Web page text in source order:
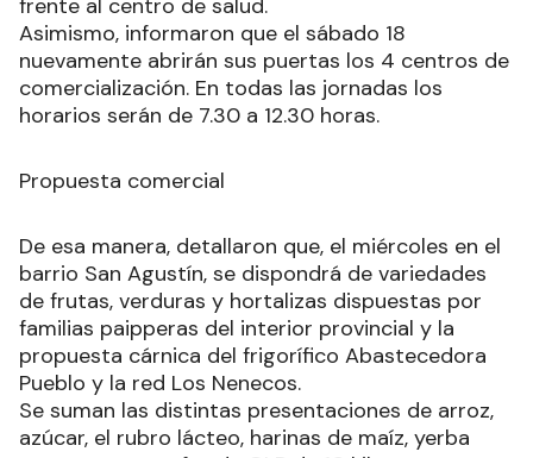
frente al centro de salud.
Asimismo, informaron que el sábado 18
nuevamente abrirán sus puertas los 4 centros de
comercialización. En todas las jornadas los
horarios serán de 7.30 a 12.30 horas.
Propuesta comercial
De esa manera, detallaron que, el miércoles en el
barrio San Agustín, se dispondrá de variedades
de frutas, verduras y hortalizas dispuestas por
familias paipperas del interior provincial y la
propuesta cárnica del frigorífico Abastecedora
Pueblo y la red Los Nenecos.
Se suman las distintas presentaciones de arroz,
azúcar, el rubro lácteo, harinas de maíz, yerba